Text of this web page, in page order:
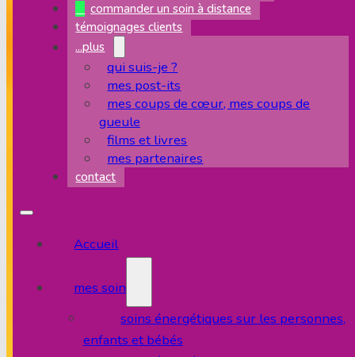
commander un soin à distance
témoignages clients
...plus
qui suis-je ?
mes post-its
mes coups de cœur, mes coups de
gueule
films et livres
mes partenaires
contact
Accueil
mes soins
soins énergétiques sur les personnes,
enfants et bébés